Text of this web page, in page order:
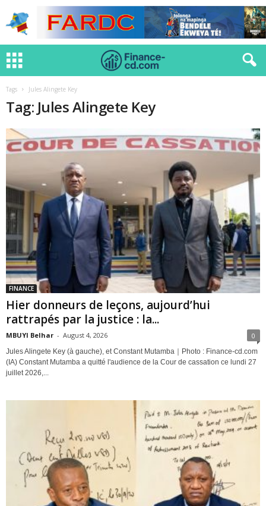
Tags Jules Alingete Key
Tag: Jules Alingete Key
FINANCE
Hier donneurs de leçons, aujourd’hui
rattrapés par la justice : la...
MBUYI Belhar - August 4, 2026 0
Jules Alingete Key (à gauche), et Constant Mutamba｜Photo : Finance-cd.com
(IA) Constant Mutamba a quitté l'audience de la Cour de cassation ce lundi 27
juillet 2026,...